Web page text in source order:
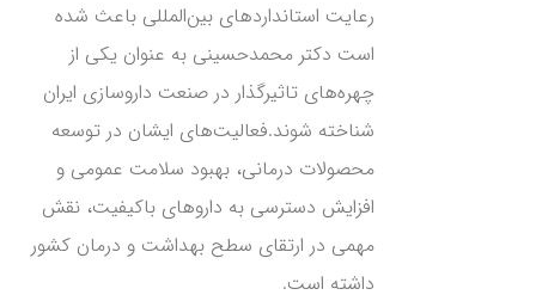
رعایت استانداردهای بین‌المللی باعث شده
است دکتر محمدحسینی به عنوان یکی از
چهره‌های تاثیرگذار در صنعت داروسازی ایران
شناخته شوند.فعالیت‌های ایشان در توسعه
محصولات درمانی، بهبود سلامت عمومی و
افزایش دسترسی به داروهای باکیفیت، نقش
مهمی در ارتقای سطح بهداشت و درمان کشور
داشته است.